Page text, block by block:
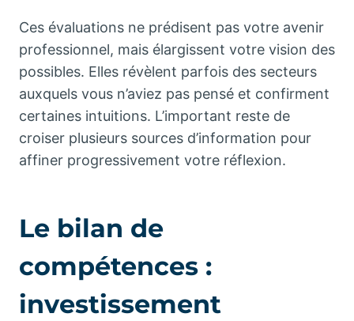
Ces évaluations ne prédisent pas votre avenir
professionnel, mais élargissent votre vision des
possibles. Elles révèlent parfois des secteurs
auxquels vous n’aviez pas pensé et confirment
certaines intuitions. L’important reste de
croiser plusieurs sources d’information pour
affiner progressivement votre réflexion.
Le bilan de
compétences :
investissement